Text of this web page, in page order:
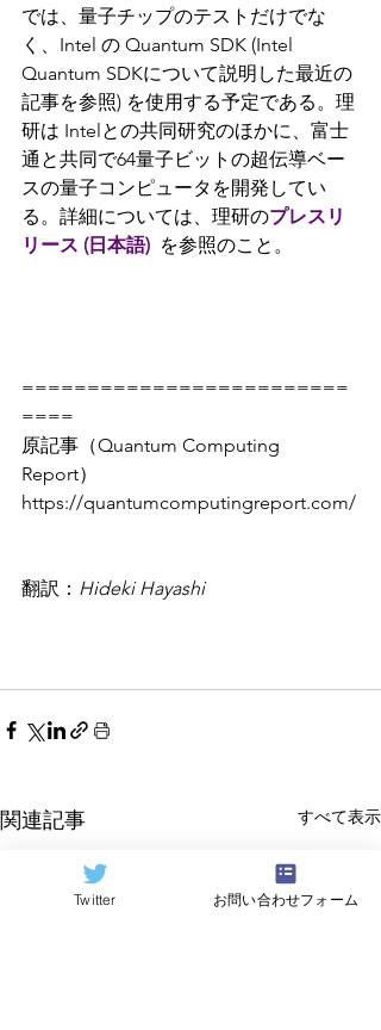
では、量子チップのテストだけでな
く、Intel の Quantum SDK (Intel
Quantum SDKについて説明した最近の
記事を参照) を使用する予定である。理
研は Intelとの共同研究のほかに、富士
通と共同で64量子ビットの超伝導ベー
スの量子コンピュータを開発してい
る。詳細については、理研のプレスリ
リース (日本語) を参照のこと。
=========================
====
原記事（Quantum Computing
Report）
https://quantumcomputingreport.com/
翻訳： Hideki Hayashi
関連記事 すべて表示
Twitter お問い合わせフォーム